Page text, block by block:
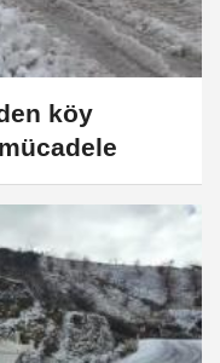
köy